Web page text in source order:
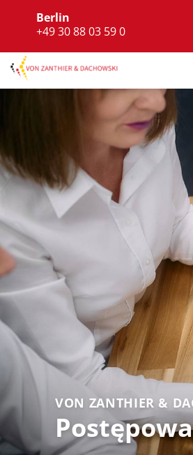
Berlin
+49 30 88 03 59 0
VON ZANTHIER &